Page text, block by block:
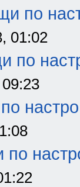
по
01:02
по